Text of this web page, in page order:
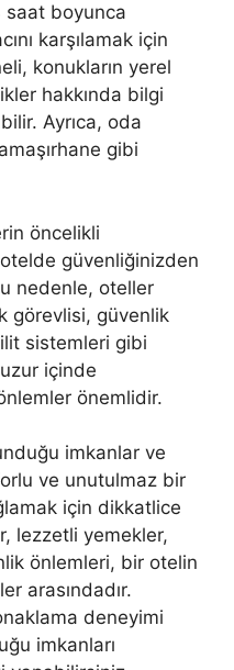
saat boyunca
karşılamak için
konukların yerel
hakkında bilgi
Ayrıca, oda
gibi
öncelikli
güvenliğinizden
nedenle, oteller
görevlisi, güvenlik
sistemleri gibi
içinde
önemlidir.
imkanlar ve
ve unutulmaz bir
için dikkatlice
lezzetli yemekler,
önlemleri, bir otelin
arasındadır.
deneyimi
imkanları